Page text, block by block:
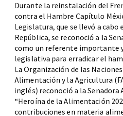
Durante la reinstalación del
contra el Hambre Capítulo
Legislatura, que se llevó a cabo
República, se reconoció a la
como un referente importante
legislativa para erradicar el
La Organización de las
Alimentación y la Agricultura
inglés) reconoció a la Senadora
“Heroína de la Alimentación
contribuciones en materia